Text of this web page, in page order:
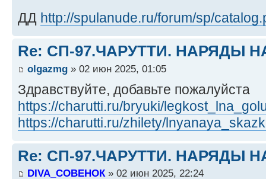
ДД http://spulanude.ru/forum/sp/
Re: СП-97.ЧАРУТТИ. НАРЯДЫ
olgazmg » 02 июн 2025, 01:05
Здравствуйте, добавьте пожалуйста
https://charutti.ru/bryuki/
https://charutti.ru/zhilety/
Re: СП-97.ЧАРУТТИ. НАРЯДЫ
DIVA_СОВЕНОК» 02 июн 2025, 22:24